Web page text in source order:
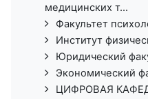
медицинских т...
Факультет
Институт
Юридический
Экономический
ЦИФРОВАЯ